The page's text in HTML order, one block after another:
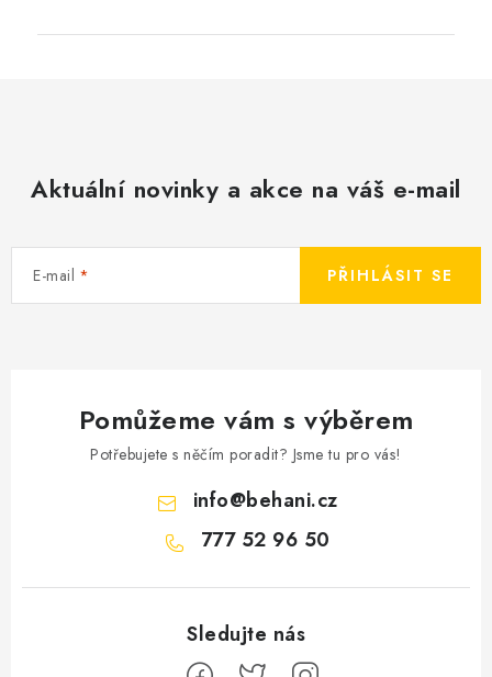
Aktuální novinky a akce na váš e-mail
E-mail PŘIHLÁSIT SE
Pomůžeme vám s výběrem
Potřebujete s něčím poradit? Jsme tu pro vás!
info@behani.cz
777 52 96 50